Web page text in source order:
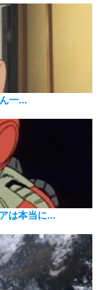
一...
は本当に...